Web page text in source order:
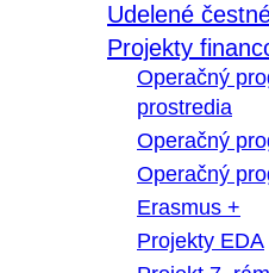
Udelené
Projekty
Operačný
prostredia
Operačný
Operačný
Erasmus +
Projekty EDA